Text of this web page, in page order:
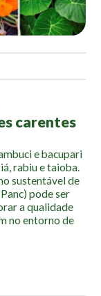
carentes
e bacupari
rabiu e taioba.
sustentável de
pode ser
a qualidade
no entorno de